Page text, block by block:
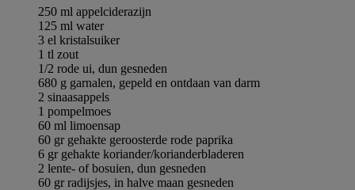
250 ml appelciderazijn
125 ml water
3 el kristalsuiker
1 tl zout
1/2 rode ui, dun gesneden
680 g garnalen, gepeld en ontdaan van darm
2 sinaasappels
1 pompelmoes
60 ml limoensap
60 gr gehakte geroosterde rode paprika
6 gr gehakte koriander/korianderbladeren
2 lente- of bosuien, dun gesneden
60 gr radijsjes, in halve maan gesneden